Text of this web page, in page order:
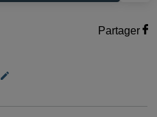
Partager
edit